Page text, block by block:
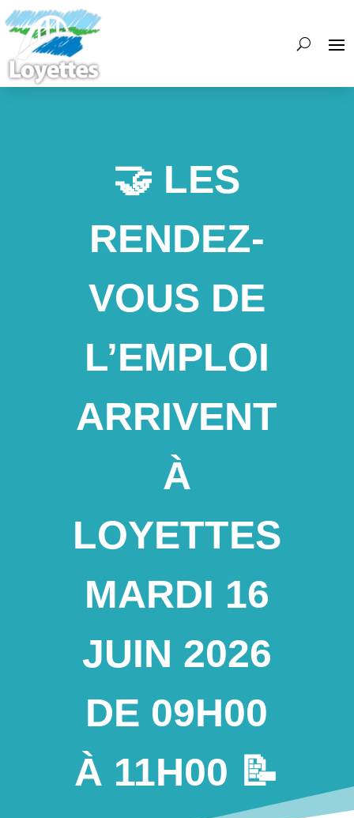
🤝 LES
RENDEZ-
VOUS DE
L’EMPLOI
ARRIVENT
À
LOYETTES
MARDI 16
JUIN 2026
DE 09H00
À 11H00 📝